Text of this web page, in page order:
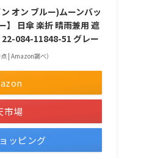
オン ブルー)ムーンバッ
】 日傘 楽折 晴雨兼用 遮
22-084-11848-51 グレー
| Amazon調べ）
市場
ッピング